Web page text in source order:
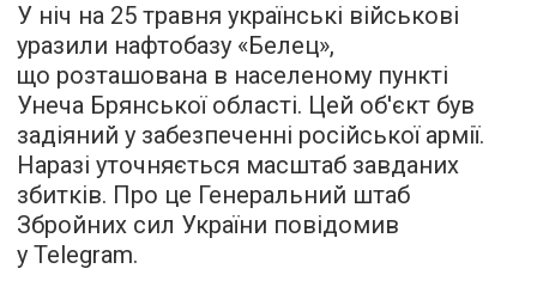
У ніч на 25 травня українські військові
уразили нафтобазу «Белец»,
що розташована в населеному пункті
Унеча Брянської області. Цей об'єкт був
задіяний у забезпеченні російської армії.
Наразі уточняється масштаб завданих
збитків. Про це Генеральний штаб
Збройних сил України повідомив
у Telegram.